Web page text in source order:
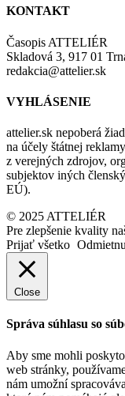
KONTAKT
Časopis ATTELIÉR
Skladová 3, 917 01
redakcia@attelier.sk
VYHLÁSENIE
attelier.sk nepoberá
na účely štátnej
z verejných zdrojov,
subjektov iných
EÚ).
© 2025 ATTELIÉR
Pre zlepšenie kvality
Prijať všetko
Close
Správa súhlasu so
Aby sme mohli
web stránky,
nám umožní